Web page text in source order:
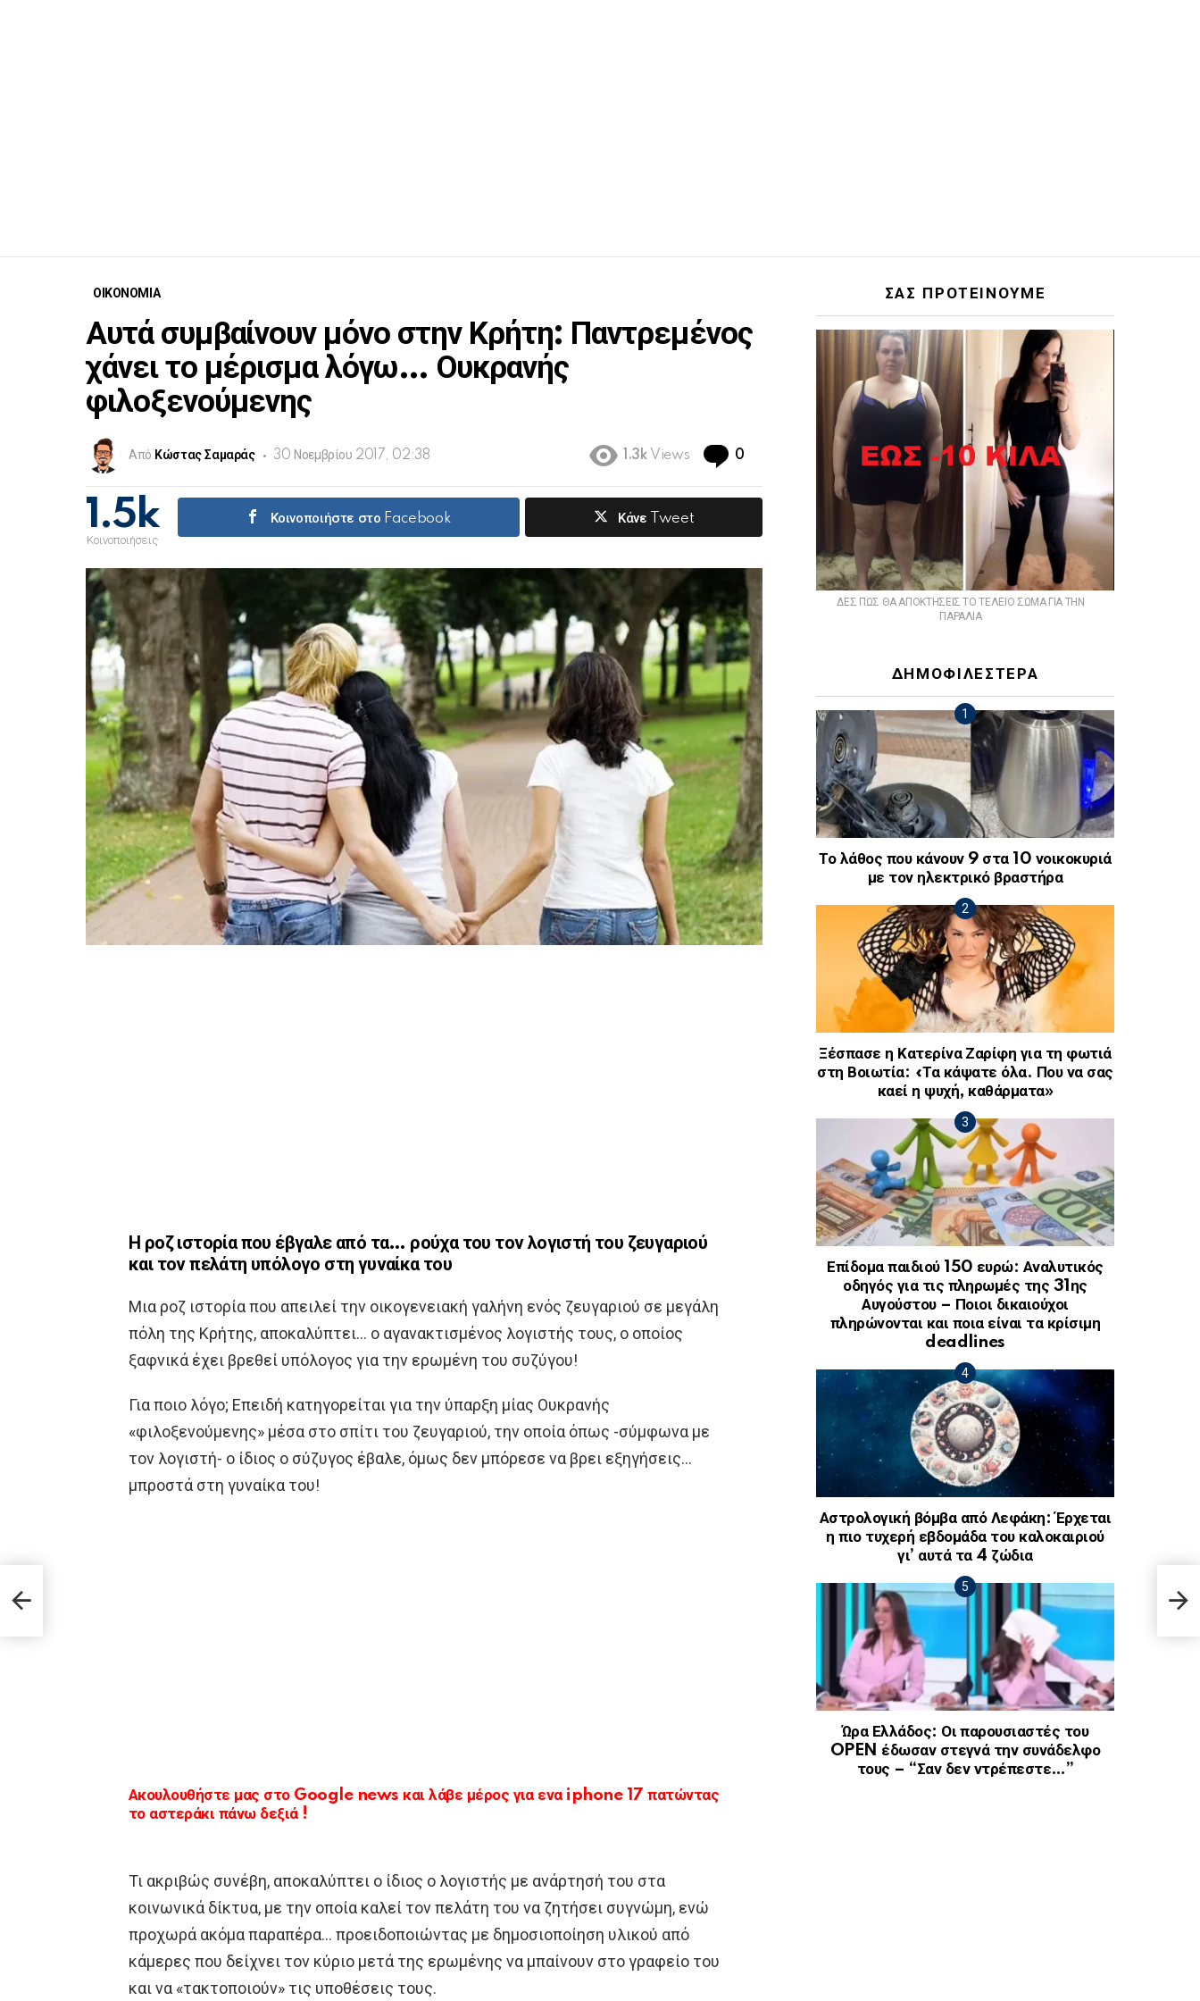
ΟΙΚΟΝΟΜΙΑ
Αυτά συμβαίνουν μόνο στην Κρήτη: Παντρεμένος
χάνει το μέρισμα λόγω… Ουκρανής
φιλοξενούμενης
Από Κώστας Σαμαράς 30 Νοεμβρίου 2017, 02:38 1.3k Views 0
1.5k
Κοινοποιήσεις
Κοινοποιήστε στο Facebook Κάνε Tweet
Η ροζ ιστορία που έβγαλε από τα… ρούχα του τον λογιστή του ζευγαριού
και τον πελάτη υπόλογο στη γυναίκα του
Μια ροζ ιστορία που απειλεί την οικογενειακή γαλήνη ενός ζευγαριού σε μεγάλη
πόλη της Κρήτης, αποκαλύπτει… ο αγανακτισμένος λογιστής τους, ο οποίος
ξαφνικά έχει βρεθεί υπόλογος για την ερωμένη του συζύγου!
Για ποιο λόγο; Επειδή κατηγορείται για την ύπαρξη μίας Ουκρανής
«φιλοξενούμενης» μέσα στο σπίτι του ζευγαριού, την οποία όπως -σύμφωνα με
τον λογιστή- ο ίδιος ο σύζυγος έβαλε, όμως δεν μπόρεσε να βρει εξηγήσεις…
μπροστά στη γυναίκα του!
Ακουλουθήστε μας στο Google news και λάβε μέρος για ενα iphone 17 πατώντας
το αστεράκι πάνω δεξιά !
Τι ακριβώς συνέβη, αποκαλύπτει ο ίδιος ο λογιστής με ανάρτησή του στα
κοινωνικά δίκτυα, με την οποία καλεί τον πελάτη του να ζητήσει συγνώμη, ενώ
προχωρά ακόμα παραπέρα… προειδοποιώντας με δημοσιοποίηση υλικού από
κάμερες που δείχνει τον κύριο μετά της ερωμένης να μπαίνουν στο γραφείο του
και να «τακτοποιούν» τις υποθέσεις τους.
ΣΑΣ ΠΡΟΤΕΙΝΟΥΜΕ
ΔΕΣ ΠΩΣ ΘΑ ΑΠΟΚΤΗΣΕΙΣ ΤΟ ΤΕΛΕΙΟ ΣΩΜΑ ΓΙΑ ΤΗΝ
ΠΑΡΑΛΙΑ
ΔΗΜΟΦΙΛΕΣΤΕΡΑ
Το λάθος που κάνουν 9 στα 10 νοικοκυριά
με τον ηλεκτρικό βραστήρα
Ξέσπασε η Κατερίνα Ζαρίφη για τη φωτιά
στη Βοιωτία: «Τα κάψατε όλα. Που να σας
καεί η ψυχή, καθάρματα»
Επίδομα παιδιού 150 ευρώ: Αναλυτικός
οδηγός για τις πληρωμές της 31ης
Αυγούστου – Ποιοι δικαιούχοι
πληρώνονται και ποια είναι τα κρίσιμη
deadlines
Αστρολογική βόμβα από Λεφάκη: Έρχεται
η πιο τυχερή εβδομάδα του καλοκαιριού
γι’ αυτά τα 4 ζώδια
Ώρα Ελλάδος: Οι παρουσιαστές του
OPEN έδωσαν στεγνά την συνάδελφο
τους – “Σαν δεν ντρέπεστε…”